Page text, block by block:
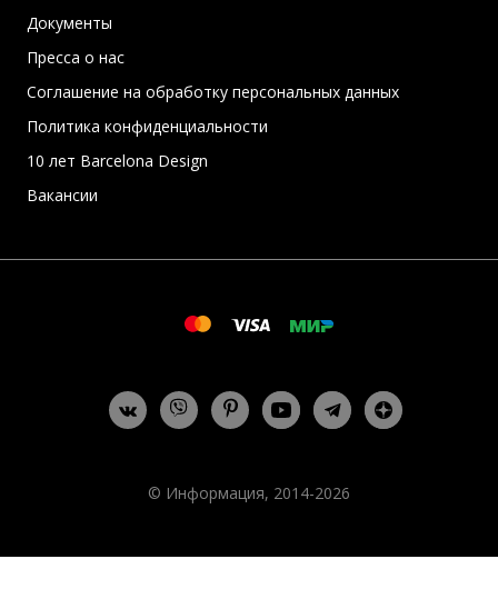
Документы
Пресса о нас
Соглашение на обработку персональных данных
Политика конфиденциальности
10 лет Barcelona Design
Вакансии
© Информация, 2014-2026